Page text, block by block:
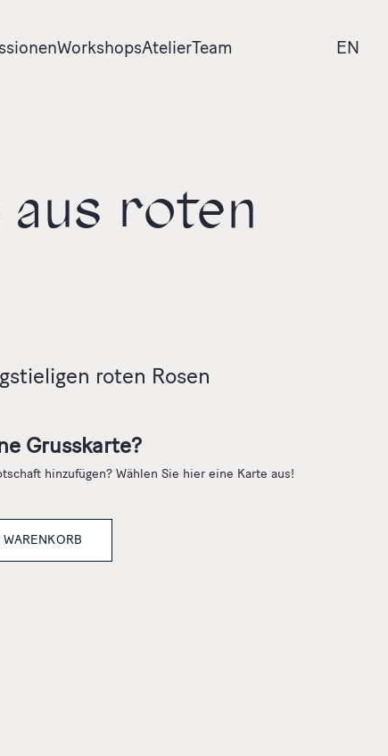
WorkshopsAtelierTeam EN
roten
roten Rosen
Grusskarte?
hinzufügen? Wählen Sie hier eine Karte aus!